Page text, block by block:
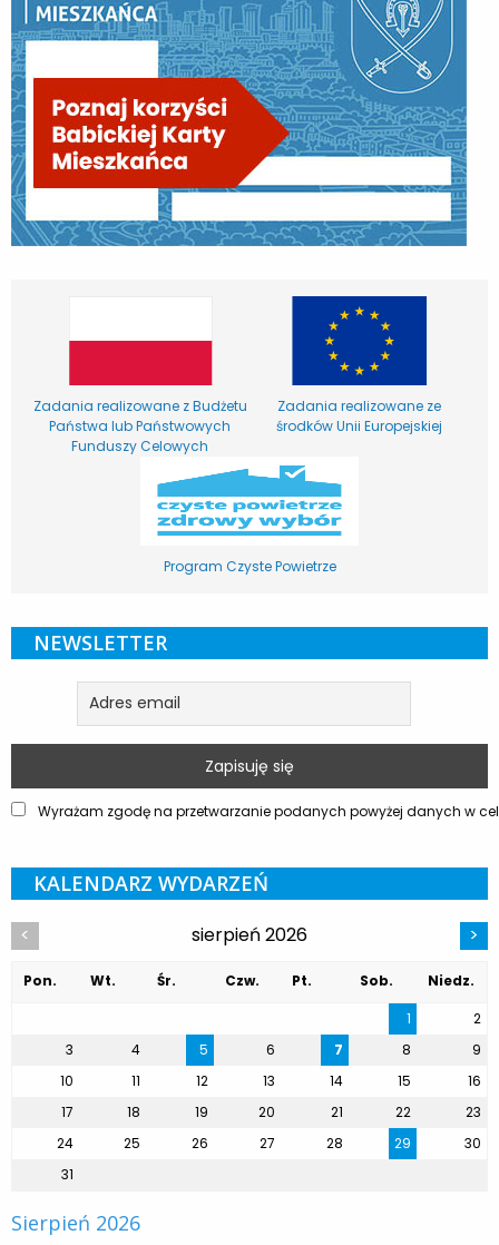
Zadania realizowane z Budżetu
Państwa lub Państwowych
Funduszy Celowych
Zadania realizowane ze
środków Unii Europejskiej
Program Czyste Powietrze
NEWSLETTER
Wyrażam zgodę na przetwarzanie podanych powyżej danych w
KALENDARZ WYDARZEŃ
< sierpień 2026 >
Pon. Wt. Śr. Czw. Pt. Sob.
Niedz.
1
2
3
4 5 6 7 8
9
10
11 12 13 14 15
16
17
18 19 20 21 22
23
24
25 26 27 28 29
30
31
Sierpień 2026